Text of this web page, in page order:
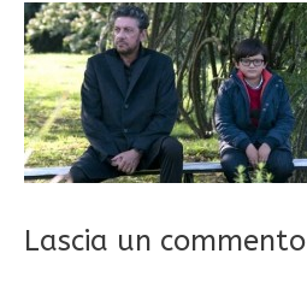
Lascia un commento